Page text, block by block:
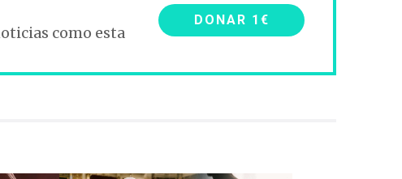
como esta
DONAR 1€